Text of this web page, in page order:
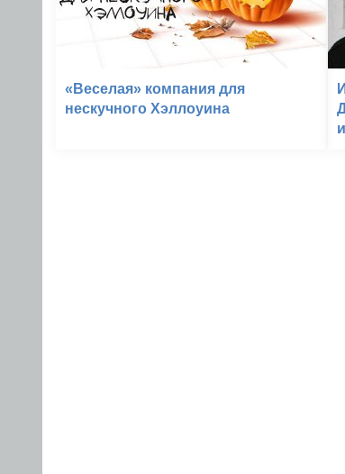
«Веселая» компания для
нескучного Хэллоуина